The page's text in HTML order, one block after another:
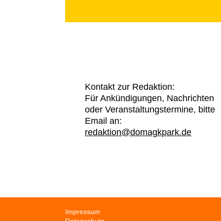
Kontakt zur Redaktion:
Für Ankündigungen, Nachrichten
oder Veranstaltungstermine, bitte
Email an:
redaktion@domagkpark.de
Navigation
Impressum